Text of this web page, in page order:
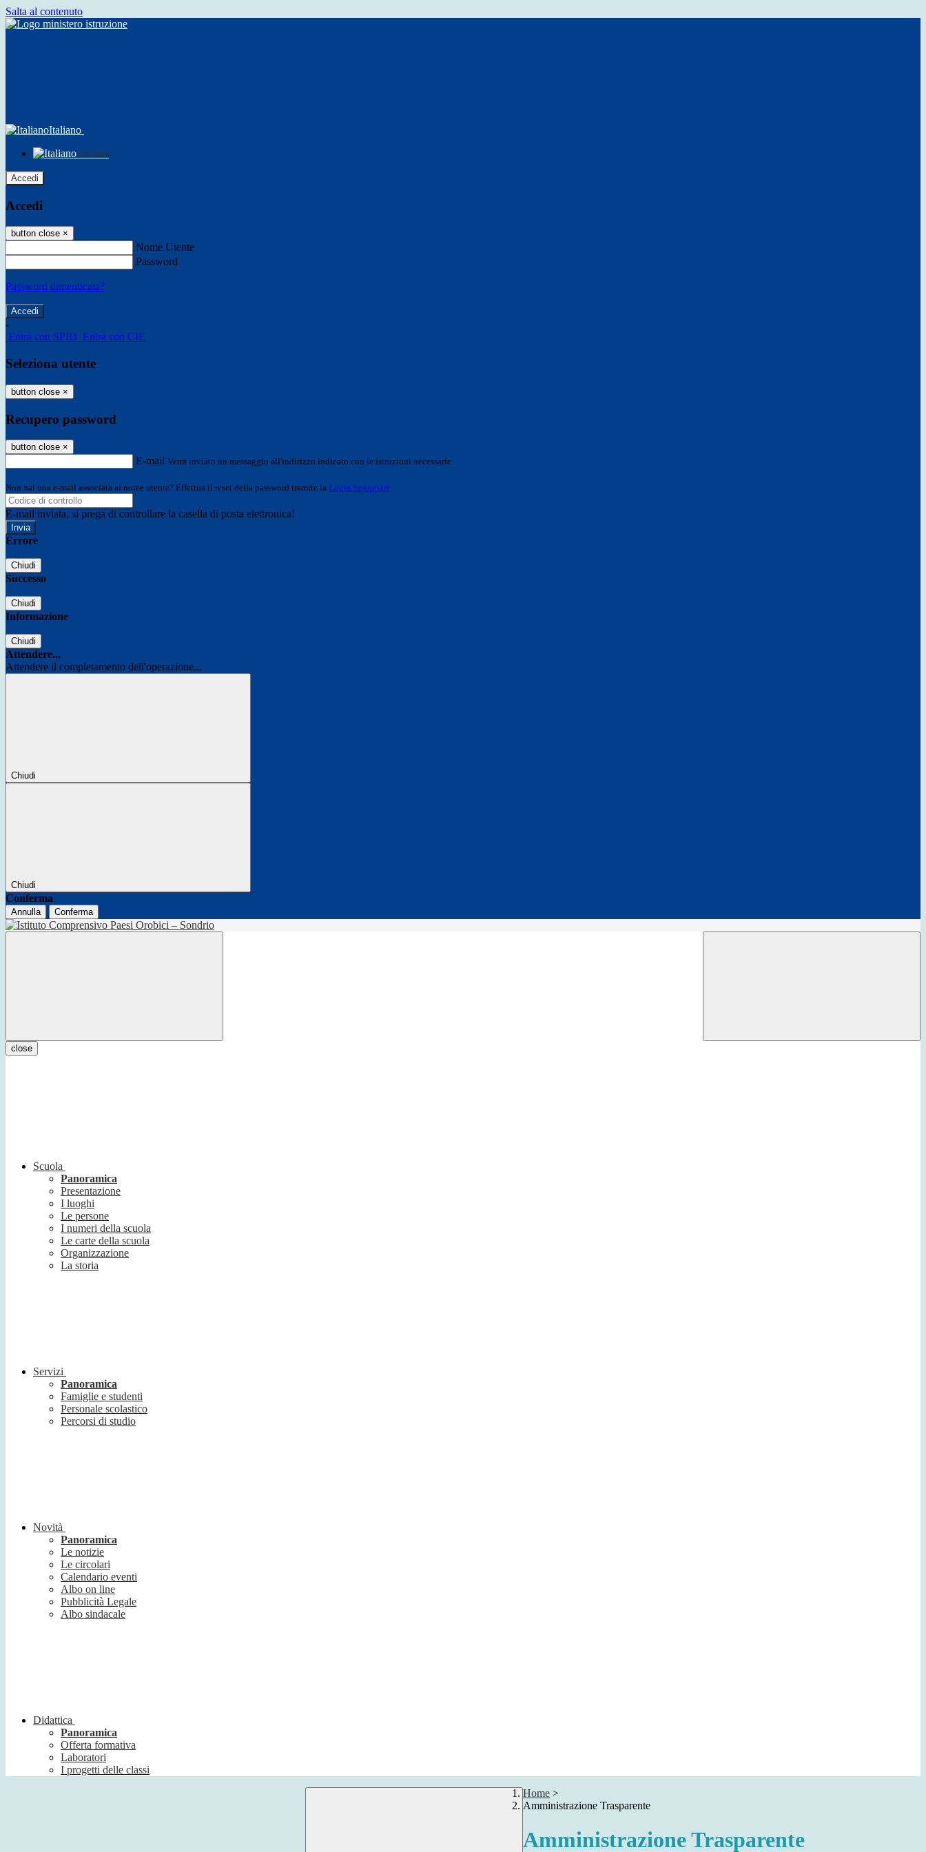
Salta al contenuto
Italiano
Italiano
Accedi
Accedi
button close ×
Nome Utente
Password
Password dimenticata?
-
Entra con SPID Entra con CIE
Seleziona utente
button close ×
Recupero password
button close ×
E-mail Verrà inviato un messaggio all'indirizzo indicato con le istruzioni necessarie.
Non hai una e-mail associata al nome utente? Effettua il reset della password tramite la Login Spaggiari
E-mail inviata, si prega di controllare la casella di posta elettronica!
Errore
Chiudi
Successo
Chiudi
Informazione
Chiudi
Attendere...
Attendere il completamento dell'operazione...
Chiudi
Chiudi
Conferma
Annulla Conferma
close
Scuola
Panoramica
Presentazione
I luoghi
Le persone
I numeri della scuola
Le carte della scuola
Organizzazione
La storia
Servizi
Panoramica
Famiglie e studenti
Personale scolastico
Percorsi di studio
Novità
Panoramica
Le notizie
Le circolari
Calendario eventi
Albo on line
Pubblicità Legale
Albo sindacale
Didattica
Panoramica
Offerta formativa
Laboratori
I progetti delle classi
Home >
Amministrazione Trasparente
Amministrazione Trasparente